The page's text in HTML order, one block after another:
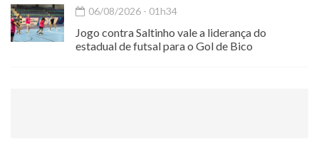
06/08/2026 - 01h34
Jogo contra Saltinho vale a liderança do
estadual de futsal para o Gol de Bico